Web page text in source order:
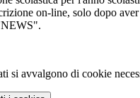
on-line, solo dopo
si avvalgono di cookie